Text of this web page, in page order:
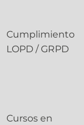
Cumplimiento
LOPD / GRPD
Cursos en